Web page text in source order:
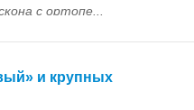
с ортопе...
и крупных